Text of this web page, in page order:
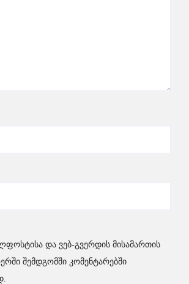
და ვებ-გვერდის მისამართის
შემდგომში კომენტარებში